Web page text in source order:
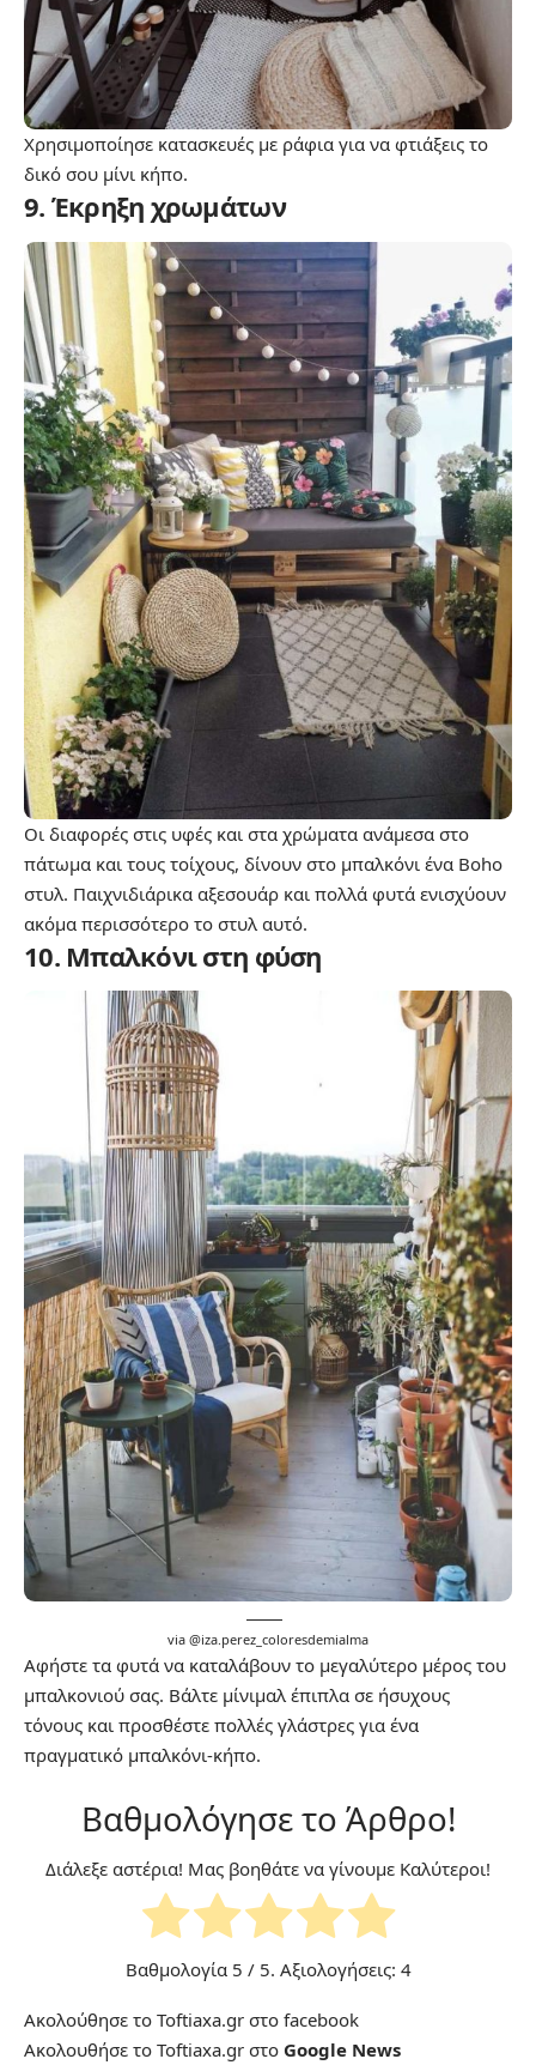
Χρησιμοποίησε κατασκευές με ράφια για να φτιάξεις το
δικό σου μίνι κήπο.
9. Έκρηξη χρωμάτων
Οι διαφορές στις υφές και στα χρώματα ανάμεσα στο
πάτωμα και τους τοίχους, δίνουν στο μπαλκόνι ένα Boho
στυλ. Παιχνιδιάρικα αξεσουάρ και πολλά φυτά ενισχύουν
ακόμα περισσότερο το στυλ αυτό.
10. Μπαλκόνι στη φύση
via @iza.perez_coloresdemialma
Αφήστε τα φυτά να καταλάβουν το μεγαλύτερο μέρος του
μπαλκονιού σας. Βάλτε μίνιμαλ έπιπλα σε ήσυχους
τόνους και προσθέστε πολλές γλάστρες για ένα
πραγματικό μπαλκόνι-κήπο.
Βαθμολόγησε το Άρθρο!
Διάλεξε αστέρια! Μας βοηθάτε να γίνουμε Καλύτεροι!
Βαθμολογία 5 / 5. Αξιολογήσεις: 4
Ακολούθησε το Toftiaxa.gr στο facebook
Ακολουθήσε το Toftiaxa.gr στο Google News